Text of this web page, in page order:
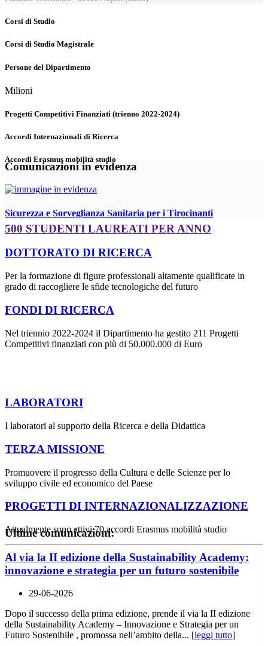
Corsi di Studio
Corsi di Studio Magistrale
Persone del Dipartimento
Milioni
Progetti Competitivi Finanziati (trienno 2022-2024)
Accordi Internazionali di Ricerca
Accordi Erasmus mobilità studio
Comunicazioni in evidenza
Sicurezza e Sorveglianza Sanitaria per i Tirocinanti
500 STUDENTI LAUREATI PER ANNO
DOTTORATO DI RICERCA
Per la formazione di figure professionali altamente qualificate in
grado di raccogliere le sfide tecnologiche del futuro
FONDI DI RICERCA
Nel triennio 2022-2024 il Dipartimento ha gestito 211 Progetti
Competitivi finanziati con più di 50.000.000 di Euro
LABORATORI
I laboratori al supporto della Ricerca e della Didattica
TERZA MISSIONE
Promuovere il progresso della Cultura e delle Scienze per lo
sviluppo civile ed economico del Paese
PROGETTI DI INTERNAZIONALIZZAZIONE
Attualmente sono attivi 70 accordi Erasmus mobilità studio
Ultime comunicazioni:
Al via la II edizione della Sustainability Academy:
innovazione e strategia per un futuro sostenibile
29-06-2026
Dopo il successo della prima edizione, prende il via la II edizione
della Sustainability Academy – Innovazione e Strategia per un
Futuro Sostenibile , promossa nell’ambito della... [leggi tutto]